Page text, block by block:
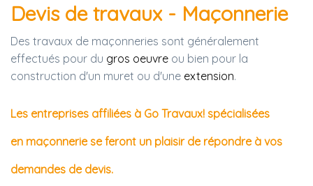
Devis de travaux - Maçonnerie
Des travaux de maçonneries sont généralement
effectués pour du gros oeuvre ou bien pour la
construction d'un muret ou d'une extension.
Les entreprises affiliées à Go Travaux! spécialisées
en maçonnerie se feront un plaisir de répondre à vos
demandes de devis.